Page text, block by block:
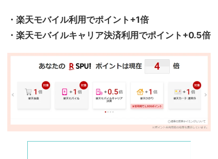
・楽天モバイル利用でポイント+1倍
・楽天モバイルキャリア決済利用でポイント+0.5倍